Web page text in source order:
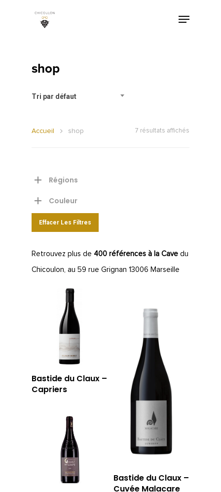
shop
Tri par défaut
7 résultats affichés
Accueil shop
Régions
Couleur
Effacer Les Filtres
Retrouvez plus de 400 références à la Cave du
Chicoulon, au 59 rue Grignan 13006 Marseille
Bastide du Claux –
Capriers
Bastide du Claux –
Cuvée Malacare